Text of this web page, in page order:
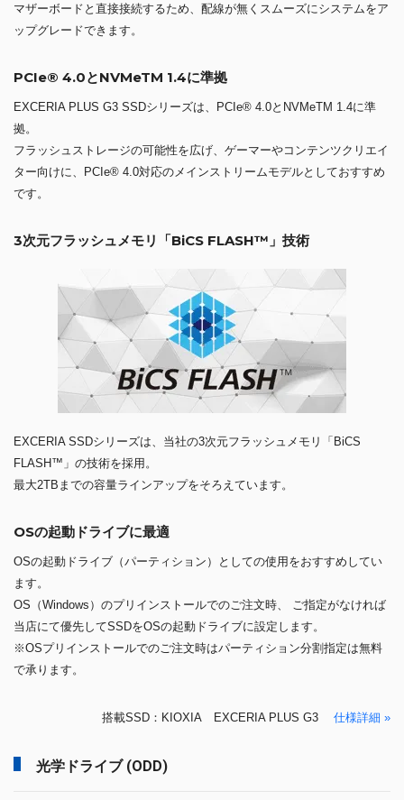
マザーボードと直接接続するため、配線が無くスムーズにシステムをア
ップグレードできます。
PCIe® 4.0とNVMeTM 1.4に準拠
EXCERIA PLUS G3 SSDシリーズは、PCIe® 4.0とNVMeTM 1.4に準
拠。
フラッシュストレージの可能性を広げ、ゲーマーやコンテンツクリエイ
ター向けに、PCIe® 4.0対応のメインストリームモデルとしておすすめ
です。
3次元フラッシュメモリ「BiCS FLASH™」技術
EXCERIA SSDシリーズは、当社の3次元フラッシュメモリ「BiCS
FLASH™」の技術を採用。
最大2TBまでの容量ラインアップをそろえています。
OSの起動ドライブに最適
OSの起動ドライブ（パーティション）としての使用をおすすめしてい
ます。
OS（Windows）のプリインストールでのご注文時、 ご指定がなければ
当店にて優先してSSDをOSの起動ドライブに設定します。
※OSプリインストールでのご注文時はパーティション分割指定は無料
で承ります。
搭載SSD：KIOXIA EXCERIA PLUS G3 仕様詳細 »
光学ドライブ (ODD)